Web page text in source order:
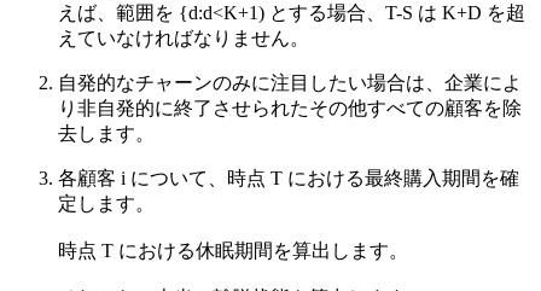
えば、範囲を {d:d<K+1) とする場合、T-S は K+D を超
えていなければなりません。
自発的なチャーンのみに注目したい場合は、企業によ
り非自発的に終了させられたその他すべての顧客を除
去します。
各顧客 i について、時点 T における最終購入期間を確
定します。
時点 T における休眠期間を算出します。